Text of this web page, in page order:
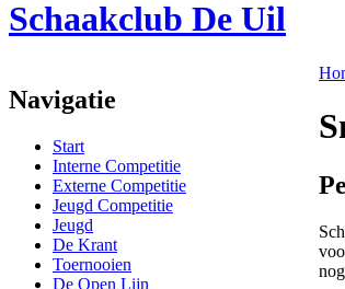
Schaakclub De Uil
Navigatie
Start
Interne Competitie
Externe Competitie
Jeugd Competitie
Jeugd
De Krant
Toernooien
De Open Lijn